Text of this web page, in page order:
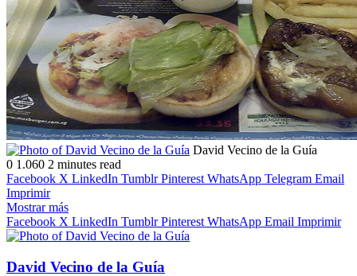
David Vecino de la Guía
X
email
0 1.060 2 minutes read
Facebook X LinkedIn Tumblr Pinterest WhatsApp Telegram Email
Imprimir
Mostrar más
Facebook X LinkedIn Tumblr Pinterest WhatsApp Email Imprimir
David Vecino de la Guía